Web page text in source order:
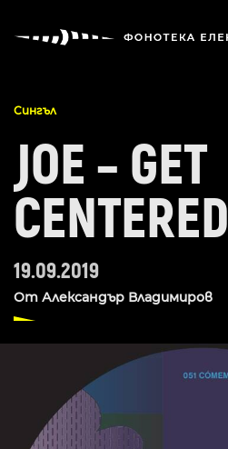
Сингъл
JOE – GET
CENTERED
19.09.2019
От Александър Владимиров